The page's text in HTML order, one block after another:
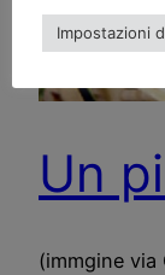
Un
(immgine via
Impostazioni